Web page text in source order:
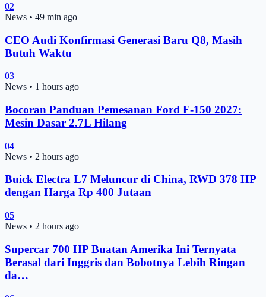
02
News • 49 min ago
CEO Audi Konfirmasi Generasi Baru Q8, Masih
Butuh Waktu
03
News • 1 hours ago
Bocoran Panduan Pemesanan Ford F-150 2027:
Mesin Dasar 2.7L Hilang
04
News • 2 hours ago
Buick Electra L7 Meluncur di China, RWD 378 HP
dengan Harga Rp 400 Jutaan
05
News • 2 hours ago
Supercar 700 HP Buatan Amerika Ini Ternyata
Berasal dari Inggris dan Bobotnya Lebih Ringan
da…